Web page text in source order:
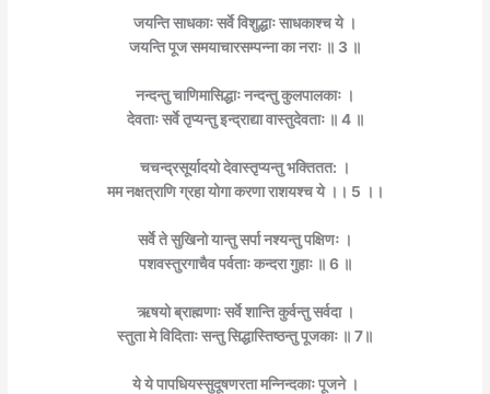
जयन्ति साधकाः सर्वे विशुद्धाः साधकाश्च ये ।
जयन्ति पूज समयाचारसम्पन्ना का नराः ॥ 3 ॥
नन्दन्तु चाणिमासिद्धाः नन्दन्तु कुलपालकाः ।
देवताः सर्वे तृप्यन्तु इन्द्राद्या वास्तुदेवताः ॥ 4 ॥
चचन्द्रसूर्यादयो देवास्तृप्यन्तु भक्तितत: ।
मम नक्षत्राणि ग्रहा योगा करणा राशयश्च ये ।। 5 ।।
सर्वे ते सुखिनो यान्तु सर्पा नश्यन्तु पक्षिणः ।
पशवस्तुरगाचैव पर्वताः कन्दरा गुहाः ॥ 6 ॥
ऋषयो ब्राह्मणाः सर्वे शान्ति कुर्वन्तु सर्वदा ।
स्तुता मे विदिताः सन्तु सिद्धास्तिष्ठन्तु पूजकाः ॥ 7॥
ये ये पापधियस्सुदूषणरता मन्निन्दकाः पूजने ।